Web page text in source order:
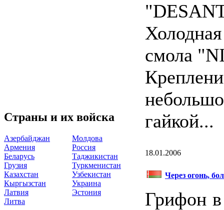
Страны и их войска
Азербайджан
Армения
Беларусь
Грузия
Казахстан
Кыргызстан
Латвия
Литва
Молдова
Россия
Таджикистан
Туркменистан
Узбекистан
Украина
Эстония
смола
гайкой...
18.01.2006
Через огонь,
Грифон в